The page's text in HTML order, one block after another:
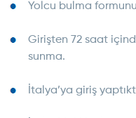
Yolcu bulma
Girişten 72 saat
sunma.
İtalya’ya giriş